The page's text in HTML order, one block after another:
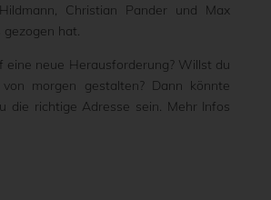
Christian Pander und Max
hat.
eine neue Herausforderung? Willst du
morgen gestalten? Dann könnte
die richtige Adresse sein. Mehr Infos